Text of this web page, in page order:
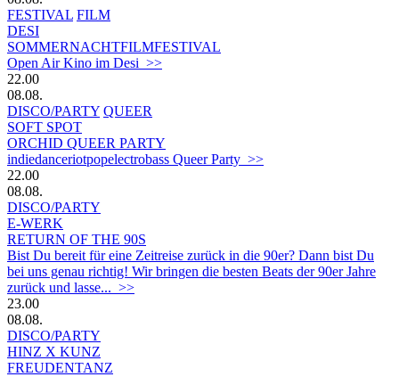
FESTIVAL FILM
DESI
SOMMERNACHTFILMFESTIVAL
Open Air Kino im Desi >>
22.00
08.08.
DISCO/PARTY QUEER
SOFT SPOT
ORCHID QUEER PARTY
indiedanceriotpopelectrobass Queer Party >>
22.00
08.08.
DISCO/PARTY
E-WERK
RETURN OF THE 90S
Bist Du bereit für eine Zeitreise zurück in die 90er? Dann bist Du
bei uns genau richtig! Wir bringen die besten Beats der 90er Jahre
zurück und lasse... >>
23.00
08.08.
DISCO/PARTY
HINZ X KUNZ
FREUDENTANZ